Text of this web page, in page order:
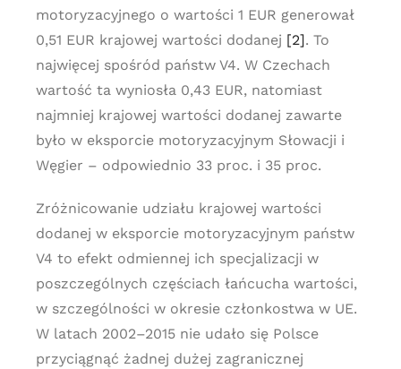
motoryzacyjnego o wartości 1 EUR generował
0,51 EUR krajowej wartości dodanej [2]. To
najwięcej spośród państw V4. W Czechach
wartość ta wyniosła 0,43 EUR, natomiast
najmniej krajowej wartości dodanej zawarte
było w eksporcie motoryzacyjnym Słowacji i
Węgier – odpowiednio 33 proc. i 35 proc.
Zróżnicowanie udziału krajowej wartości
dodanej w eksporcie motoryzacyjnym państw
V4 to efekt odmiennej ich specjalizacji w
poszczególnych częściach łańcucha wartości,
w szczególności w okresie członkostwa w UE.
W latach 2002–2015 nie udało się Polsce
przyciągnąć żadnej dużej zagranicznej